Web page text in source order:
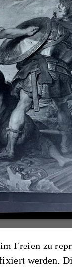
Freien zu
werden.